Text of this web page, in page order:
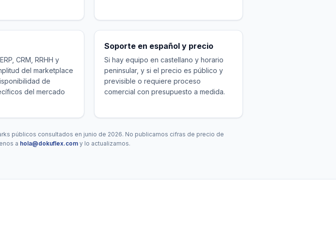
CRM, RRHH y
del marketplace
de
del mercado
Soporte en español y precio
Si hay equipo en castellano y horario
peninsular, y si el precio es público y
previsible o requiere proceso
comercial con presupuesto a medida.
públicos consultados en junio de 2026. No publicamos cifras de precio de
a hola@dokuflex.com y lo actualizamos.